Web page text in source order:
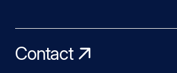
Contact